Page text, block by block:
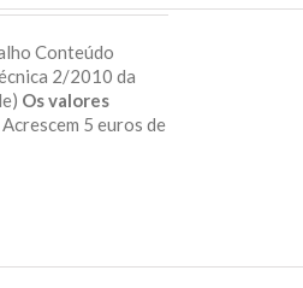
Conteúdo
2/2010 da
Os valores
Acrescem 5 euros de